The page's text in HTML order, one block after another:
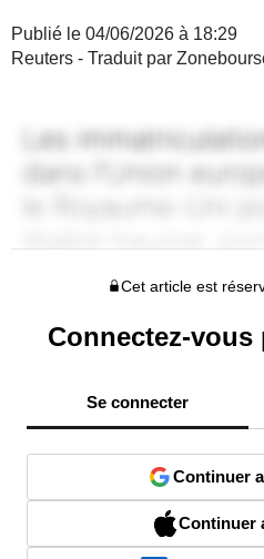
Publié le 04/06/2026 à 18:29
Reuters - Traduit par
Cet article est
Connectez-
Se connecter
Continuer
Continuer